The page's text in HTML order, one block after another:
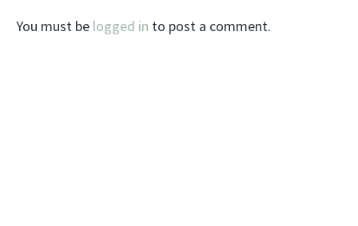
You must be logged in to post a comment.